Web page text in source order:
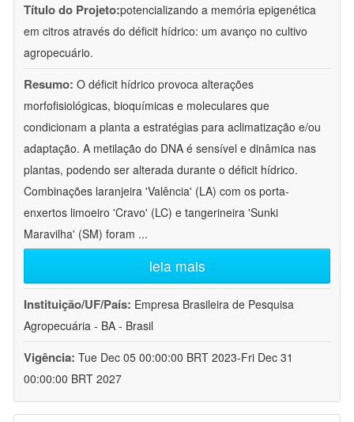
Título do Projeto:potencializando a memória epigenética
em citros através do déficit hídrico: um avanço no cultivo
agropecuário.
Resumo: O déficit hídrico provoca alterações
morfofisiológicas, bioquímicas e moleculares que
condicionam a planta a estratégias para aclimatização e/ou
adaptação. A metilação do DNA é sensível e dinâmica nas
plantas, podendo ser alterada durante o déficit hídrico.
Combinações laranjeira 'Valência' (LA) com os porta-
enxertos limoeiro 'Cravo' (LC) e tangerineira 'Sunki
Maravilha' (SM) foram ...
leia mais
Instituição/UF/País: Empresa Brasileira de Pesquisa
Agropecuária - BA - Brasil
Vigência: Tue Dec 05 00:00:00 BRT 2023-Fri Dec 31
00:00:00 BRT 2027